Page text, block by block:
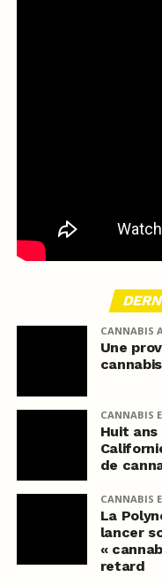
CANNABIS
Une
CANNABIS
Huit
de
CANNABIS
La
lancer
«
retard